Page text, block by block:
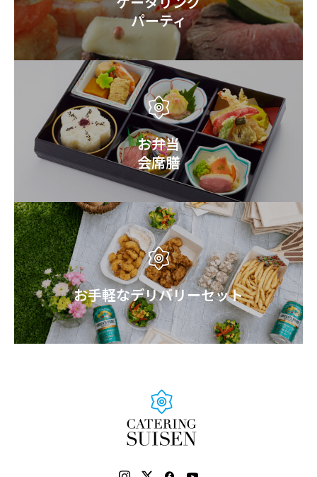
パーティ
お弁当
会席膳
お手軽なデリバリーセット